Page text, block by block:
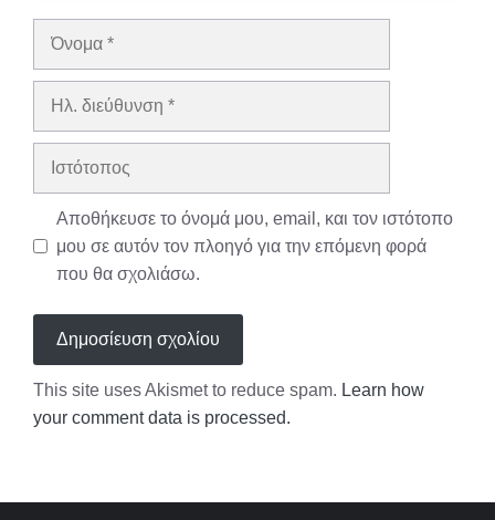
Όνομα
Ηλ.
Ιστότοπος
Αποθήκευσε το όνομά μου, email, και τον ιστότοπο
μου σε αυτόν τον πλοηγό για την επόμενη φορά
που θα σχολιάσω.
This site uses Akismet to reduce spam. Learn how
your comment data is processed.